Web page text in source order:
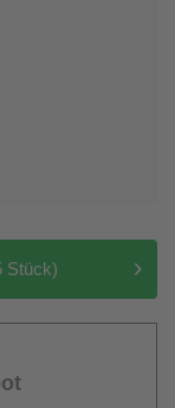
Stück)